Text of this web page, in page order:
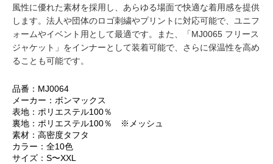
風性に優れた素材を採用し、あらゆる場面で快適な着用感を提供
します。法人や団体のロゴ刺繍やプリントに対応可能で、ユニフ
ォームやイベント用として最適です。また、「MJ0065 フリース
ジャケット」をインナーとして装着可能で、さらに保温性を高め
ることも可能です。
品番：MJ0064
メーカー：ボンマックス
表地：ポリエステル100％
裏地：ポリエステル100％ ※メッシュ
素材：高密度タフタ
カラー：全10色
サイズ：S〜XXL